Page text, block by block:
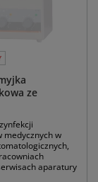
ze
medycznych w
aparatury